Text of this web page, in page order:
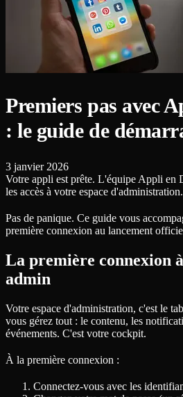
Premiers pas avec
: le guide de
3 janvier 2026
Votre appli est prête. L'équipe Appli en
les accès à votre espace
Pas de panique. Ce guide vous
première connexion au lancement
La première connexion
admin
Votre espace d'administration, c'est le
vous gérez tout : le contenu, les
événements. C'est votre cockpit.
À la première connexion :
Connectez-vous avec les